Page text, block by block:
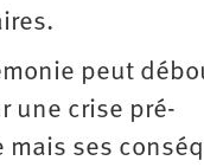
peut
une crise pré-
mais ses